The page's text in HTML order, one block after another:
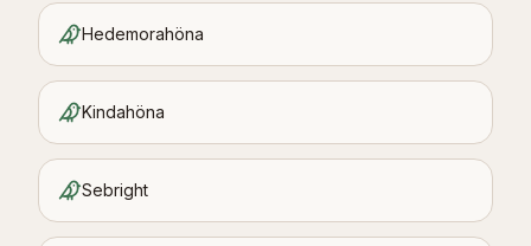
Hedemorahöna
Kindahöna
Sebright